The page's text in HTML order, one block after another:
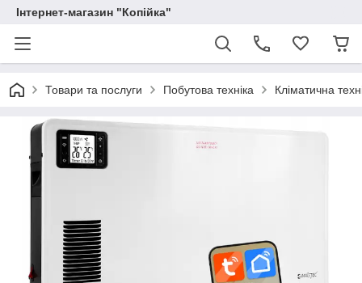
Інтернет-магазин "Копійка"
Товари та послуги Побутова техніка Кліматична